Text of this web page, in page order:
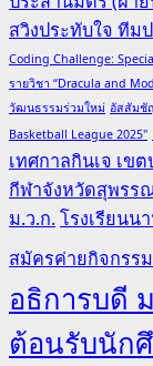
สวิงประทับใจ ทีม
Coding Challenge:
รายวิชา “Dracula and
วัฒนธรรมร่วมใหม่ อัสสัมชั
Basketball League 2025"
เทศกาลกินเจ เข
กีฬาจังหวัดสุพรร
ม.ว.ก.โรงเรียนน
สมัครค่ายกิจกรร
อธิการบดี
ต้อนรับนัก